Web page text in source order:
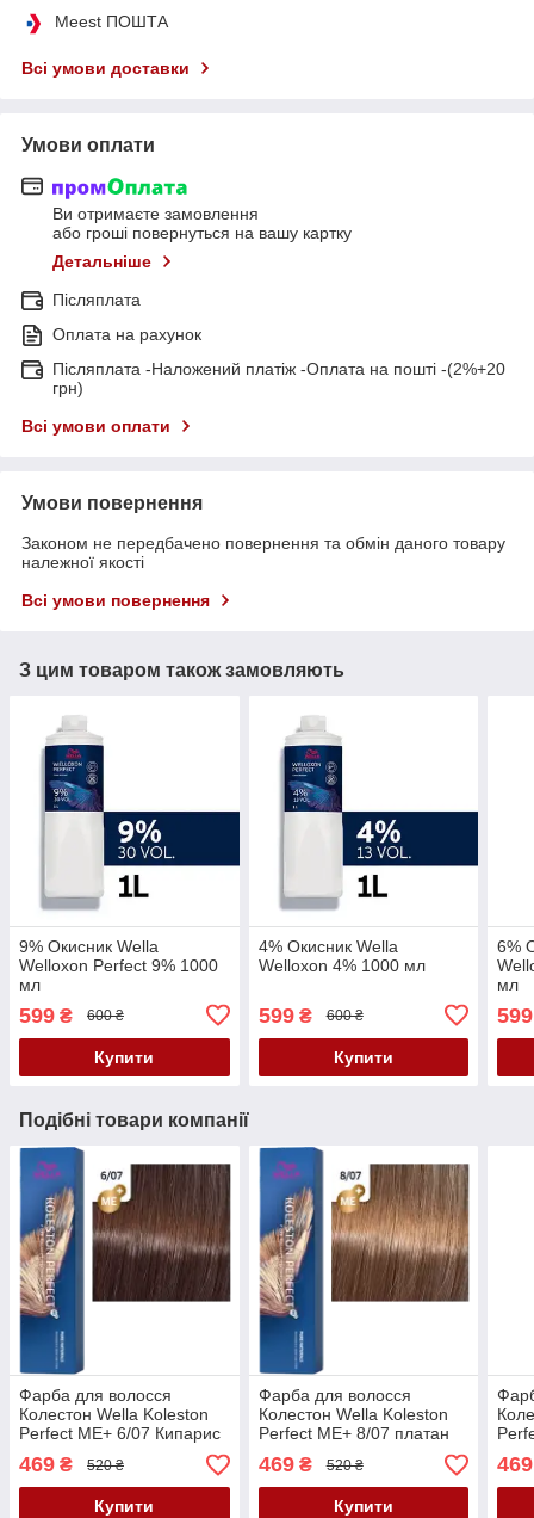
Meest ПОШТА
Всі умови доставки
Умови оплати
Ви отримаєте замовлення
або гроші повернуться на вашу картку
Детальніше
Післяплата
Оплата на рахунок
Післяплата -Наложений платіж -Оплата на пошті -(2%+20
грн)
Всі умови оплати
Умови повернення
Законом не передбачено повернення та обмін даного товару
належної якості
Всі умови повернення
З цим товаром також замовляють
9% Окисник Wella
Welloxon Perfect 9% 1000
мл
599 ₴ 600 ₴
Купити
4% Окисник Wella
Welloxon 4% 1000 мл
599₴ 600 ₴
Купити
6%
мл
599
Подібні товари компанії
Фарба для волосся
Колестон Wella Koleston
Perfect ME+ 6/07 Кипарис
469 ₴ 520 ₴
Купити
Фарба для волосся
Колестон Wella Koleston
Perfect ME+ 8/07 платан
469₴ 520 ₴
Купити
469